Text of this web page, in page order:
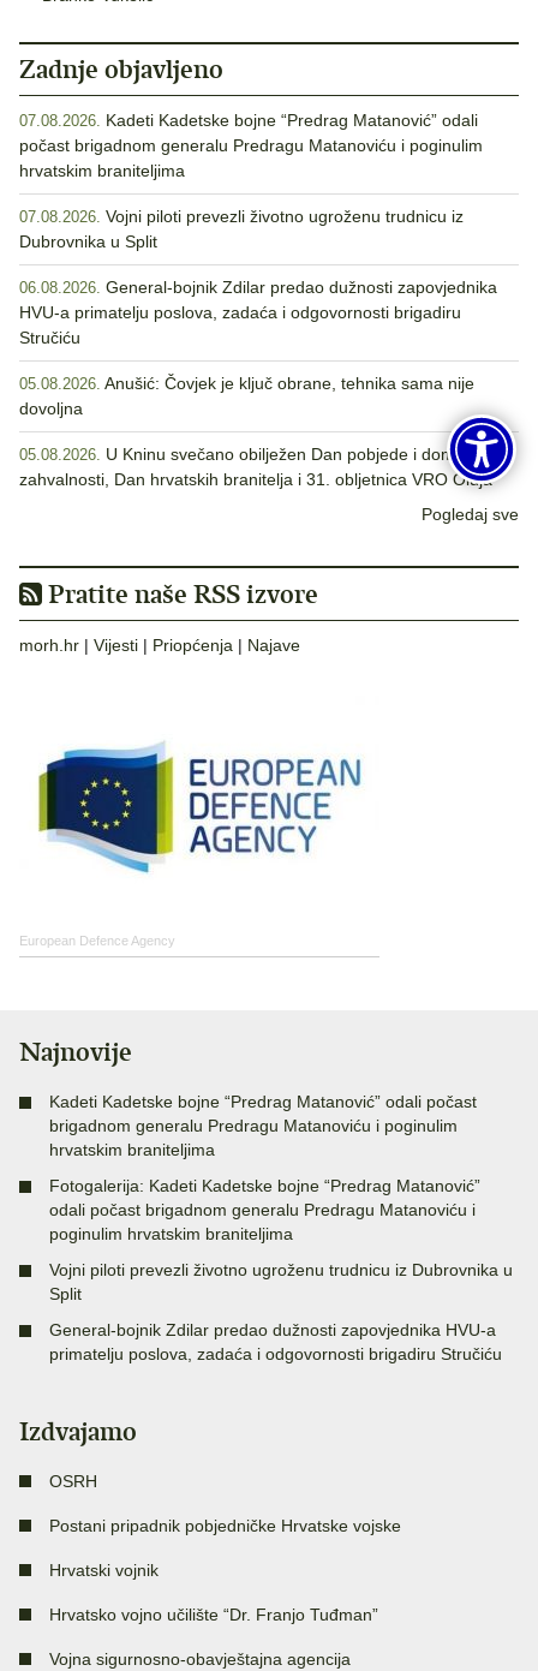
Zadnje objavljeno
07.08.2026. Kadeti Kadetske bojne “Predrag Matanović” odali
počast brigadnom generalu Predragu Matanoviću i poginulim
hrvatskim braniteljima
07.08.2026. Vojni piloti prevezli životno ugroženu trudnicu iz
Dubrovnika u Split
06.08.2026. General-bojnik Zdilar predao dužnosti zapovjednika
HVU-a primatelju poslova, zadaća i odgovornosti brigadiru
Stručiću
05.08.2026. Anušić: Čovjek je ključ obrane, tehnika sama nije
dovoljna
05.08.2026. U Kninu svečano obilježen Dan pobjede i domovinske
zahvalnosti, Dan hrvatskih branitelja i 31. obljetnica VRO Oluja
Pogledaj sve
Pratite naše RSS izvore
morh.hr | Vijesti | Priopćenja | Najave
European Defence Agency
Najnovije
Kadeti Kadetske bojne “Predrag Matanović” odali počast
brigadnom generalu Predragu Matanoviću i poginulim
hrvatskim braniteljima
Fotogalerija: Kadeti Kadetske bojne “Predrag Matanović”
odali počast brigadnom generalu Predragu Matanoviću i
poginulim hrvatskim braniteljima
Vojni piloti prevezli životno ugroženu trudnicu iz Dubrovnika u
Split
General-bojnik Zdilar predao dužnosti zapovjednika HVU-a
primatelju poslova, zadaća i odgovornosti brigadiru Stručiću
Izdvajamo
OSRH
Postani pripadnik pobjedničke Hrvatske vojske
Hrvatski vojnik
Hrvatsko vojno učilište “Dr. Franjo Tuđman”
Vojna sigurnosno-obavještajna agencija